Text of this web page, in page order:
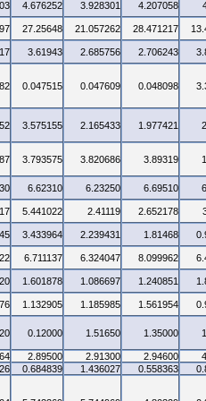
4.676252 3.928301 4.207058
27.25648 21.057262 28.471217
3.61943 2.685756 2.706243
0.047515 0.047609 0.048098
3.575155 2.165433 1.977421
3.793575 3.820686 3.89319
6.62310 6.23250 6.69510
5.441022 2.41119 2.652178
3.433964 2.239431 1.81468
6.711137 6.324047 8.099962
1.601878 1.086697 1.240851
1.132905 1.185985 1.561954
0.12000 1.51650 1.35000
2.89500 2.91300 2.94600
0.684839 1.436027 0.558363